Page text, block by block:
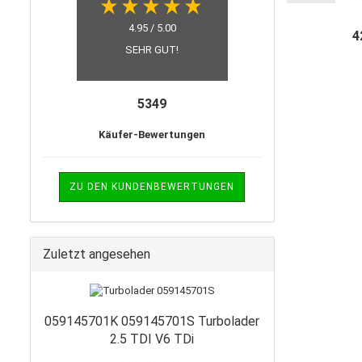
4.95 / 5.00
SEHR GUT!
5349
Käufer-Bewertungen
ZU DEN KUNDENBEWERTUNGEN
Zuletzt angesehen
059145701K 059145701S Turbolader
2.5 TDI V6 TDi